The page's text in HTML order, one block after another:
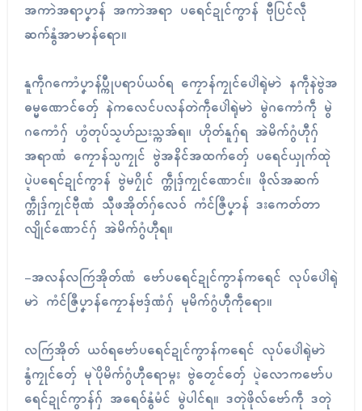
အကာဲအရာပၞာန် အကာဲအရာ ပရေၚ်ဍုၚ်ကွာန် ဗီုပြၚ်လဵု
ဆက်နွံအာမာန်ရော။
နူကဵုဂကောံပၞာန်ပ္ကီုပရာပ်ယဝ်ရ ကၠောန်ကၠုၚ်ပေါဲရုဲမာဲ နကဵုနဲဗွဲအ
ဓမ္မဏောၚ်တှ်ေ နဲကလေၚ်ပလန်တဲကဵုပေါဲရုဲမာဲ မွဲဂကောံကဵု မွဲ
ဂကောံဂှ် ဟွံတုပ်သၟဟ်ညးသ္ကအ်ရ။ ဟိုတ်နူဂှ်ရ အဲမိက်ဂွံဟီုဂှ်
အရာဏံ ကၠောန်သ္ပကၠုၚ် ဗွဲအနိၚ်အထက်တှ်ေ ပရေၚ်ယှုက်ထုဲ
ပ္ဍဲပရေၚ်ဍုၚ်ကွာန် ဗွဲမဂၠိုၚ် က္တဵုဒှ်ကၠုၚ်ဏောၚ်။ ဖိုလ်အဆက်
က္တဵုဒှ်ကၠုၚ်ဗီုဏံ သီုဖအိုတ်ဂှ်လေဝ် ကံၚ်ဇြဳပၞာန် ဒးကေတ်တာ
လျိုၚ်ဏောၚ်ဂှ် အဲမိက်ဂွံဟီုရ။
-အလန်လကြဴအိုတ်ဏံ ဗော်ပရေၚ်ဍုၚ်ကွာန်ကရေၚ် လုပ်ပေါဲရုဲ
မာဲ ကံၚ်ဇြဳပၞာန်ကၠောန်ဗဒှ်ဏံဂှ် မုမိက်ဂွံဟီုကဵုရော။
လကြဴအိုတ် ယဝ်ရဗော်ပရေၚ်ဍုၚ်ကွာန်ကရေၚ် လုပ်ပေါဲရုဲမာဲ
နွံကၠုၚ်တှ်ေ မုပိုဲမိက်ဂွံဟီုရောမ္ဂး ဗွဲတၟေၚ်တှ်ေ ပ္ဍဲလောကဗော်ပ
ရေၚ်ဍုၚ်ကွာန်ဂှ် အရေဝ်နွံမံၚ် မွဲပါၚ်ရ။ ဒတုဲဖိုလ်ဗော်ကဵု ဒတုဲ